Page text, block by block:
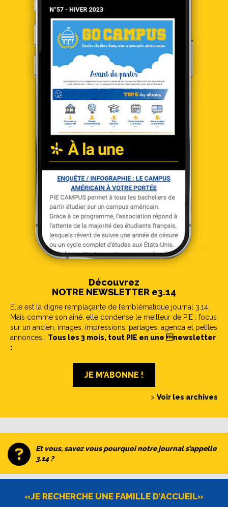
Découvrez
NOTRE NEWSLETTER e3.14
Elle est la digne remplaçante de l’emblématique journal 3.14.
Mais comme son aîné, elle condense le meilleur de PIE : focus
sur un ancien, images, impressions, partages, agenda et petites
annonces… Tous les 3 mois, tout PIE en une newsletter
:
JE M’ABONNE !
> Voir les archives
Et vous, savez vous pourquoi notre journal s’appelle
3.14 ?
«JE RECHERCHE UNE FAMILLE D’ACCUEIL»